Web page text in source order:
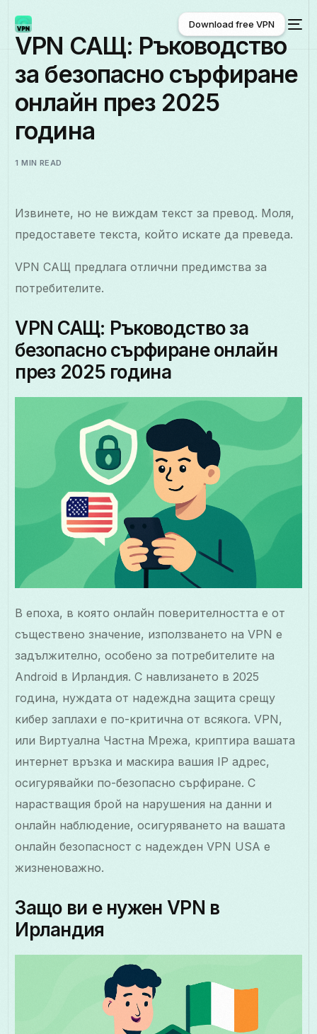
Download free VPN
Download free VPN
VPN САЩ: Ръководство
за безопасно сърфиране
онлайн през 2025
година
1 MIN READ
Извинете, но не виждам текст за превод. Моля,
предоставете текста, който искате да преведа.
VPN САЩ предлага отлични предимства за
потребителите.
VPN САЩ: Ръководство за
безопасно сърфиране онлайн
през 2025 година
В епоха, в която онлайн поверителността е от
съществено значение, използването на VPN е
задължително, особено за потребителите на
Android в Ирландия. С навлизането в 2025
година, нуждата от надеждна защита срещу
кибер заплахи е по-критична от всякога. VPN,
или Виртуална Частна Мрежа, криптира вашата
интернет връзка и маскира вашия IP адрес,
осигурявайки по-безопасно сърфиране. С
нарастващия брой на нарушения на данни и
онлайн наблюдение, осигуряването на вашата
онлайн безопасност с надежден VPN USA е
жизненоважно.
Защо ви е нужен VPN в
Ирландия